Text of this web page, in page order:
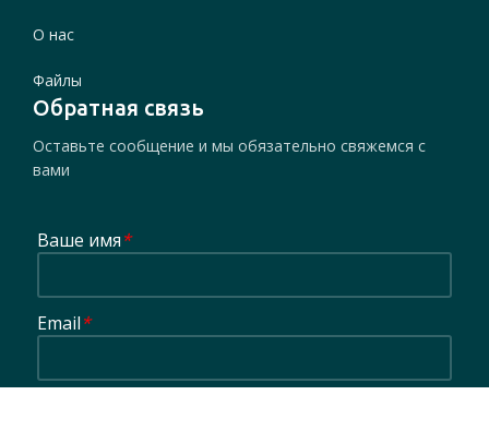
О нас
Файлы
Обратная связь
Оставьте сообщение и мы обязательно свяжемся с
вами
Ваше имя*
Email*